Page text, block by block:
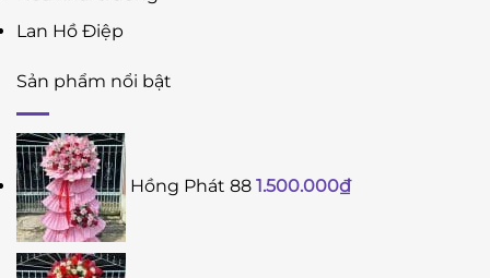
Lan Hồ Điệp
Sản phẩm nổi bật
Hồng Phát 88 1.500.000₫